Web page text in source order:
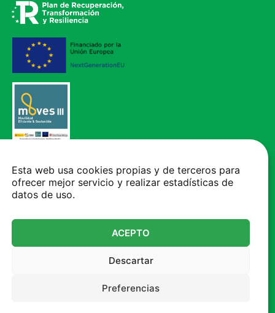
Esta web usa cookies propias y de terceros para
ofrecer mejor servicio y realizar estadísticas de
datos de uso.
ACEPTO
Descartar
Preferencias
CONTACTO
mcv@mcvsa.com
Atención al cliente de 8h a 17h. Viernes y vísperas